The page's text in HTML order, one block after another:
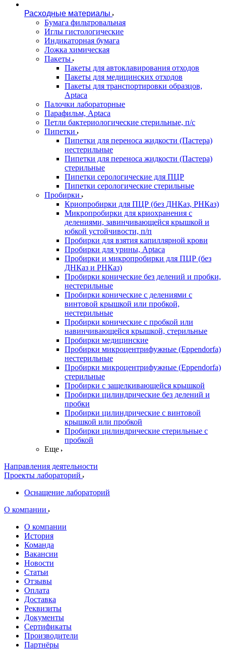
Расходные материалы
Бумага фильтровальная
Иглы гистологические
Индикаторная бумага
Ложка химическая
Пакеты
Пакеты для автоклавирования отходов
Пакеты для медицинских отходов
Пакеты для транспортировки образцов,
Aptaca
Палочки лабораторные
Парафильм, Aptaca
Петли бактериологические стерильные, п/с
Пипетки
Пипетки для переноса жидкости (Пастера)
нестерильные
Пипетки для переноса жидкости (Пастера)
стерильные
Пипетки серологические для ПЦР
Пипетки серологические стерильные
Пробирки
Криопробирки для ПЦР (без ДНКаз, РНКаз)
Микропробирки для криохранения с
делениями, завинчивающейся крышкой и
юбкой устойчивости, п/п
Пробирки для взятия капиллярной крови
Пробирки для урины, Aptaca
Пробирки и микропробирки для ПЦР (без
ДНКаз и РНКаз)
Пробирки конические без делений и пробки,
нестерильные
Пробирки конические с делениями с
винтовой крышкой или пробкой,
нестерильные
Пробирки конические с пробкой или
навинчивающейся крышкой, стерильные
Пробирки медицинские
Пробирки микроцентрифужные (Eppendorfа)
нестерильные
Пробирки микроцентрифужные (Eppendorfа)
стерильные
Пробирки с защелкивающейся крышкой
Пробирки цилиндрические без делений и
пробки
Пробирки цилиндрические с винтовой
крышкой или пробкой
Пробирки цилиндрические стерильные с
пробкой
Еще
Направления деятельности
Проекты лабораторий
Оснащение лабораторий
О компании
О компании
История
Команда
Вакансии
Новости
Статьи
Отзывы
Оплата
Доставка
Реквизиты
Документы
Сертификаты
Производители
Партнёры